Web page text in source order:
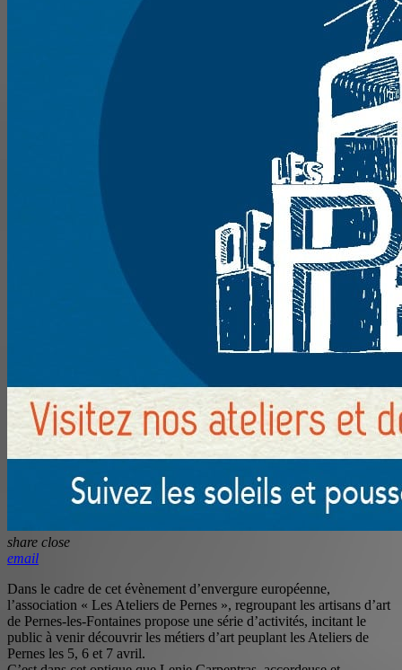
share close
email
Dans le cadre de cet évènement d’envergure européenne,
l’association « Les Ateliers de Pernes », regroupant les artisans d’art
de Pernes-les-Fontaines propose une série d’activités, incitant le
public à venir découvrir les métiers d’art peuplant les Ateliers de
Pernes les 5, 6 et 7 avril.